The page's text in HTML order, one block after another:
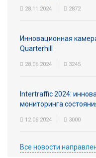
поддержка
28.11.2024 2872
Инновационная
Quarterhill
28.06.2024 3245
Intertraffic 2024:
мониторинга
12.06.2024 3000
Все новости